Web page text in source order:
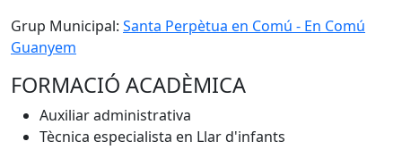
Grup Municipal: Santa Perpètua en Comú - En Comú
Guanyem
FORMACIÓ ACADÈMICA
Auxiliar administrativa
Tècnica especialista en Llar d'infants